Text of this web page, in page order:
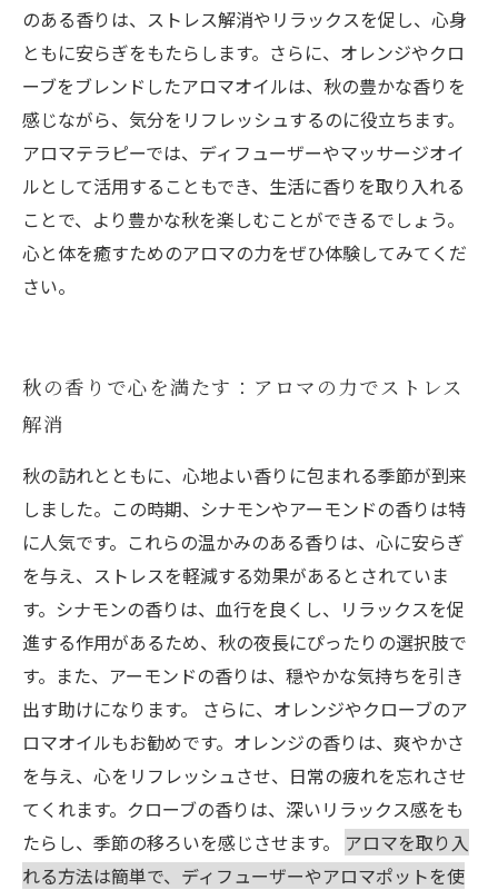
のある香りは、ストレス解消やリラックスを促し、心身
ともに安らぎをもたらします。さらに、オレンジやクロ
ーブをブレンドしたアロマオイルは、秋の豊かな香りを
感じながら、気分をリフレッシュするのに役立ちます。
アロマテラピーでは、ディフューザーやマッサージオイ
ルとして活用することもでき、生活に香りを取り入れる
ことで、より豊かな秋を楽しむことができるでしょう。
心と体を癒すためのアロマの力をぜひ体験してみてくだ
さい。
秋の香りで心を満たす：アロマの力でストレス
解消
秋の訪れとともに、心地よい香りに包まれる季節が到来
しました。この時期、シナモンやアーモンドの香りは特
に人気です。これらの温かみのある香りは、心に安らぎ
を与え、ストレスを軽減する効果があるとされていま
す。シナモンの香りは、血行を良くし、リラックスを促
進する作用があるため、秋の夜長にぴったりの選択肢で
す。また、アーモンドの香りは、穏やかな気持ちを引き
出す助けになります。 さらに、オレンジやクローブのア
ロマオイルもお勧めです。オレンジの香りは、爽やかさ
を与え、心をリフレッシュさせ、日常の疲れを忘れさせ
てくれます。クローブの香りは、深いリラックス感をも
たらし、季節の移ろいを感じさせます。 アロマを取り入
れる方法は簡単で、ディフューザーやアロマポットを使